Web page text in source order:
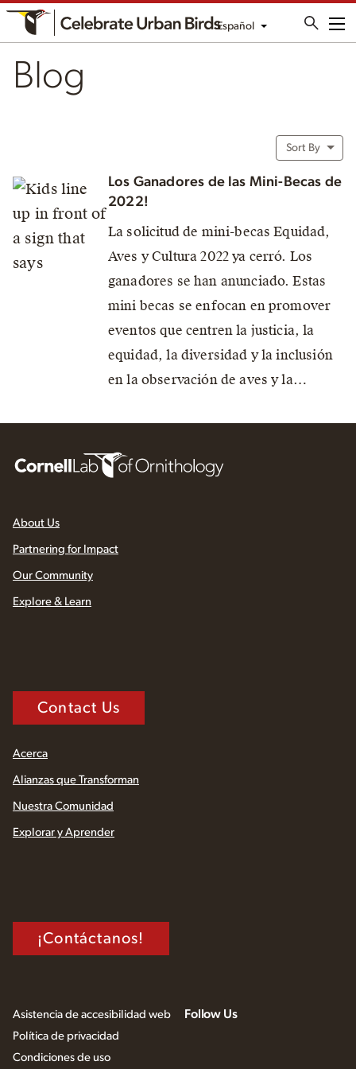
Español
Blog
Sort By
Los Ganadores de las Mini-Becas de
2022!
La solicitud de mini-becas Equidad,
Aves y Cultura 2022 ya cerró. Los
ganadores se han anunciado. Estas
mini becas se enfocan en promover
eventos que centren la justicia, la
equidad, la diversidad y la inclusión
en la observación de aves y la…
About Us
Partnering for Impact
Our Community
Explore & Learn
Contact Us
Acerca
Alianzas que Transforman
Nuestra Comunidad
Explorar y Aprender
¡Contáctanos!
Asistencia de accesibilidad web
Política de privacidad
Condiciones de uso
Follow Us